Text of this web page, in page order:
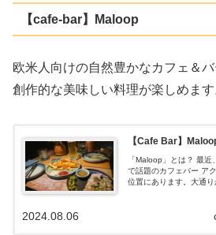
【cafe-bar】Maloop
欧米人向けの自然豊かなカフェ＆バ
創作的な美味しい料理が楽しめます
【Cafe Bar】
「Maloop」とは？ 最
で話題のカフェバー ア
位置にあります。大通り
2024.08.06